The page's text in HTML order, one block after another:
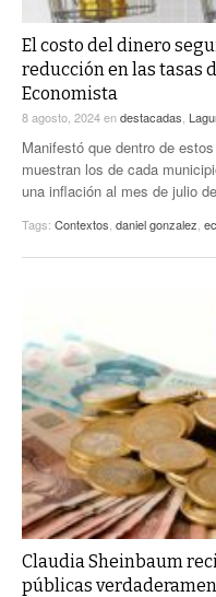
El costo del dinero
reducción en las tasas
Economista
8 agosto, 2024endestacadas
Manifestó que dentro de
muestran los de cada
una inflación al mes de julio
Tags: Contextos daniel gonzalez
Claudia Sheinbaum
públicas